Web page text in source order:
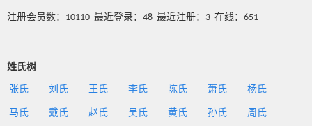
注册会员数：10110 最近登录：48 最近注册：3 在线：651
姓氏树
张氏 刘氏 王氏 李氏 陈氏 萧氏 杨氏
马氏 戴氏 赵氏 吴氏 黄氏 孙氏 周氏